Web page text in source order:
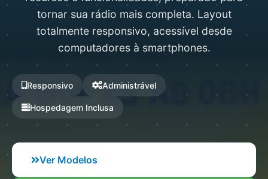
tornar sua rádio mais completa. Layout
totalmente responsivo, acessível desde
computadores à smartphones.
Responsivo Administrável
Hospedagem Inclusa
Ver Modelos